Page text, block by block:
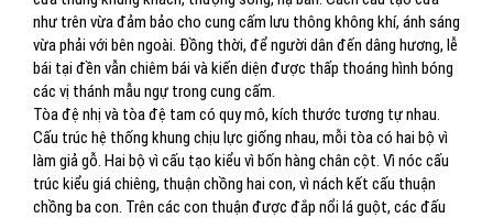
như trên vừa đảm bảo cho cung cấm lưu thông không khí, ánh sáng
vừa phải với bên ngoài. Đồng thời, để người dân đến dâng hương, lễ
bái tại đền vẫn chiêm bái và kiến diện được thấp thoáng hình bóng
các vị thánh mẫu ngự trong cung cấm.
Tòa đệ nhị và tòa đệ tam có quy mô, kích thước tương tự nhau.
Cấu trúc hệ thống khung chịu lực giống nhau, mỗi tòa có hai bộ vì
làm giả gỗ. Hai bộ vì cấu tạo kiểu vì bốn hàng chân cột. Vì nóc cấu
trúc kiểu giá chiêng, thuận chồng hai con, vì nách kết cấu thuận
chồng ba con. Trên các con thuận được đắp nổi lá guột, các đấu